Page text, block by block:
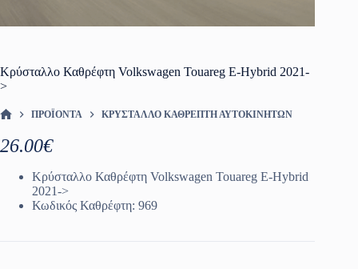
Κρύσταλλο Καθρέφτη Volkswagen Touareg E-Hybrid 2021-
>
ΠΡΟΪΌΝΤΑ ΚΡΎΣΤΑΛΛΟ ΚΑΘΡΈΠΤΗ ΑΥΤΟΚΙΝΗΤΩΝ
26.00€
Κρύσταλλο Καθρέφτη Volkswagen Touareg E-Hybrid
2021->
Κωδικός Καθρέφτη: 969